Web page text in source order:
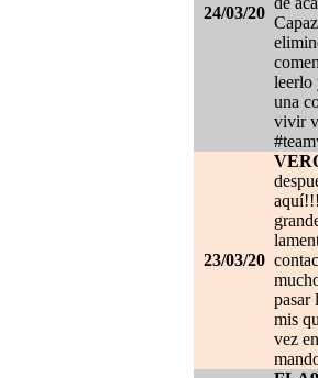
24/03/20
leerlo
una
vivir
23/03/20
pasar
mis
vez